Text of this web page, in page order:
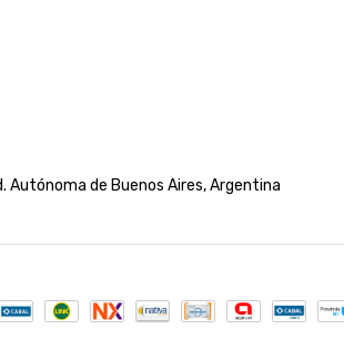
Autónoma de Buenos Aires, Argentina